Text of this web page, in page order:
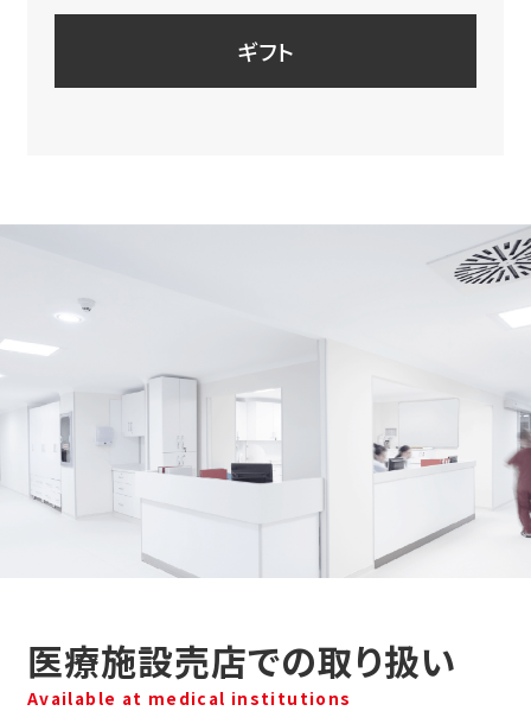
ギフト
医療施設売店での取り扱い
Available at medical institutions